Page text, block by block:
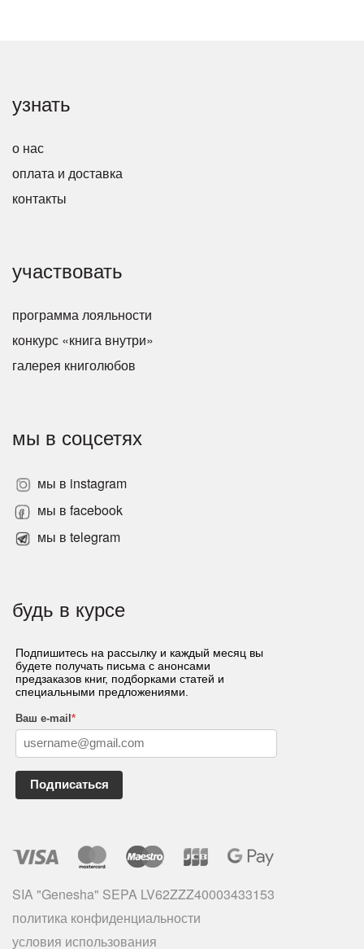
узнать
о нас
оплата и доставка
контакты
участвовать
программа лояльности
конкурс «книга внутри»
галерея книголюбов
мы в соцсетях
мы в instagram
мы в facebook
мы в telegram
будь в курсе
Подпишитесь на рассылку и каждый месяц вы
будете получать письма с анонсами
предзаказов книг, подборками статей и
специальными предложениями.
Ваш e-mail *
Подписаться
SIA "Genesha" SEPA LV62ZZZ40003433153
политика конфиденциальности
условия использования